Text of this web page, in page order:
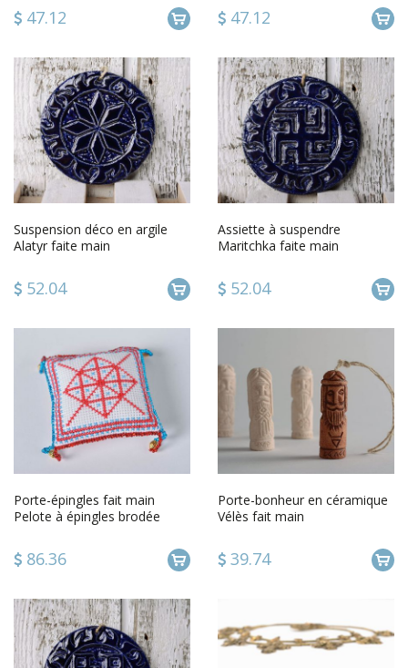
47.12 47.12
Suspension déco en argile
Alatyr faite main
52.04
Assiette à suspendre
Maritchka faite main
52.04
Porte-épingles fait main
Pelote à épingles brodée
86.36
Porte-bonheur en céramique
Vélès fait main
39.74